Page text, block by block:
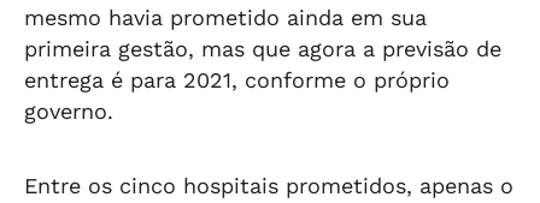
mesmo havia prometido ainda em sua
primeira gestão, mas que agora a previsão de
entrega é para 2021, conforme o próprio
governo.
Entre os cinco hospitais prometidos, apenas o